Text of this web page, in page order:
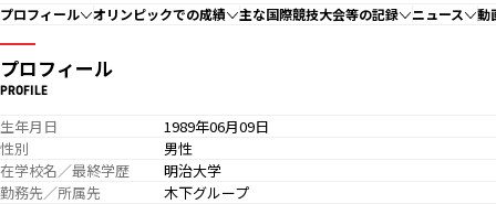
プロフィール オリンピックでの成績 主な国際競技大会等の記録 ニュース 動
プロフィール
PROFILE
生年月日
1989年06月09日
性別
男性
在学校名／最終学歴
明治大学
勤務先／所属先
木下グループ